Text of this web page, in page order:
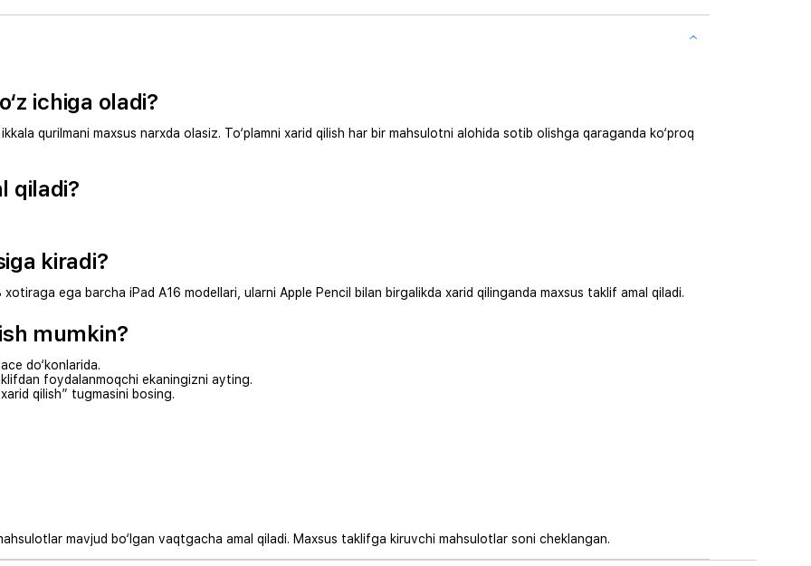
ichiga oladi?
qurilmani maxsus narxda olasiz. To‘plamni xarid qilish har bir mahsulotni alohida sotib olishga qaraganda ko‘proq
qiladi?
kiradi?
ega barcha iPad A16 modellari, ularni Apple Pencil bilan birgalikda xarid qilinganda maxsus taklif amal qiladi.
mumkin?
do‘konlarida.
foydalanmoqchi ekaningizni ayting.
qilish” tugmasini bosing.
mavjud bo‘lgan vaqtgacha amal qiladi. Maxsus taklifga kiruvchi mahsulotlar soni cheklangan.